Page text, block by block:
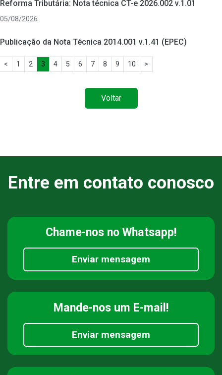
Reforma Tributária: Nota técnica CT-e 2026.002 v.1.01
05/08/2026
Publicação da Nota Técnica 2014.001 v.1.41 (EPEC)
< 1 2 3 4 5 6 7 8 9 10 >
Voltar
Entre em contato conosco
Chame-nos no Whatsapp!
Enviar mensagem
Mande-nos um E-mail!
Enviar mensagem